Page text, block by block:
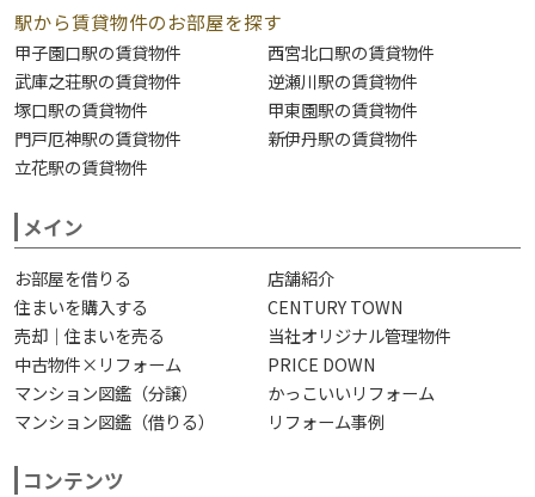
駅から賃貸物件のお部屋を探す
甲子園口駅の賃貸物件
西宮北口駅の賃貸物件
武庫之荘駅の賃貸物件
逆瀬川駅の賃貸物件
塚口駅の賃貸物件
甲東園駅の賃貸物件
門戸厄神駅の賃貸物件
新伊丹駅の賃貸物件
立花駅の賃貸物件
メイン
お部屋を借りる
店舗紹介
住まいを購入する
CENTURY TOWN
売却｜住まいを売る
当社オリジナル管理物件
中古物件×リフォーム
PRICE DOWN
マンション図鑑（分譲）
かっこいいリフォーム
マンション図鑑（借りる）
リフォーム事例
コンテンツ